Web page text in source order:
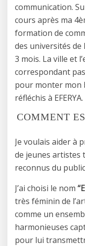
communication.
cours après ma
formation de
des universités
3 mois. La ville et
correspondant
pour monter mon
réfléchis à EFERYA.
COMMENT
Je voulais aider à
de jeunes artistes
reconnus du
J’ai choisi le nom
très féminin de
comme un
harmonieuses
pour lui